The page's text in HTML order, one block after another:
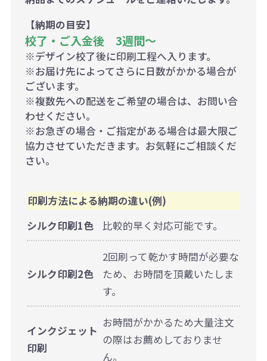
【納期の目安】
校了・ご入金後 3週間～
※デザイン校了後に印刷工程へ入ります。
※お届け先によってさらに日数がかかる場合が
ございます。
※複数先への配送をご希望の場合は、お問い合
わせください。
※お急ぎの場合・ご指定がある場合は最大限ご
協力させていただきます。お気軽にご相談くだ
さい。
印刷方法による納期の違い(例)
シルク印刷1色
比較的早く対応可能です。
シルク印刷2色
2回刷って乾かす時間が必要な
ため、お時間を頂戴いたしま
す。
インクジェット
印刷
お時間がかかるため大量注文
の際はお薦めしておりませ
ん。